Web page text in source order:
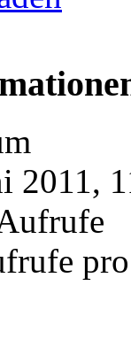
2011,